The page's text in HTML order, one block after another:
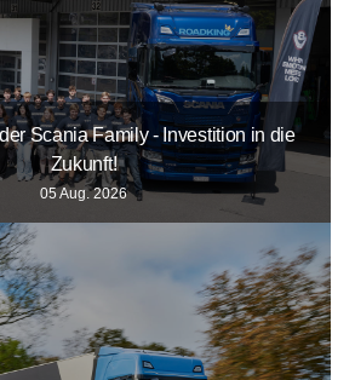
Scania Family - Investition in die
Zukunft!
05 Aug. 2026